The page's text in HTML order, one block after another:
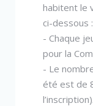
habitent le
ci-dessous :
- Chaque
pour la
- Le
été est de
l’inscription).